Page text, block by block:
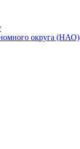
округа (НАО)